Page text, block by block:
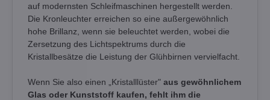
auf modernsten Schleifmaschinen hergestellt werden.
Die Kronleuchter erreichen so eine außergewöhnlich
hohe Brillanz, wenn sie beleuchtet werden, wobei die
Zersetzung des Lichtspektrums durch die
Kristallbesätze die Leistung der Glühbirnen vervielfacht.
Wenn Sie also einen „Kristalllüster" aus gewöhnlichem
Glas oder Kunststoff kaufen, fehlt ihm die